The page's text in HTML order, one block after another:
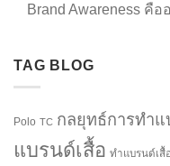
Brand Awareness คื
TAG BLOG
Polo TC กลยุทธ์การทำแ
แบรนด์เสื้อ ทำแบรนด์เสื้